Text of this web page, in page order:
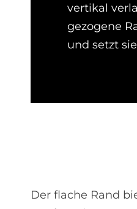
vertikal
gezogene
und setzt
Der flache Rand